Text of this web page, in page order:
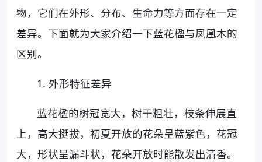
物，它们在外形、分布、生命力等方面存在一定
差异。下面就为大家介绍一下蓝花楹与凤凰木的
区别。
1. 外形特征差异
蓝花楹的树冠宽大，树干粗壮，枝条伸展直
上，高大挺拔，初夏开放的花朵呈蓝紫色，花冠
大，形状呈漏斗状，花朵开放时能散发出清香。